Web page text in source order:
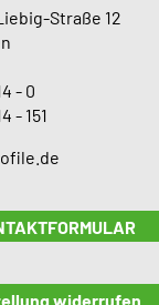
Straße 12
- 0
- 151
widerrufen